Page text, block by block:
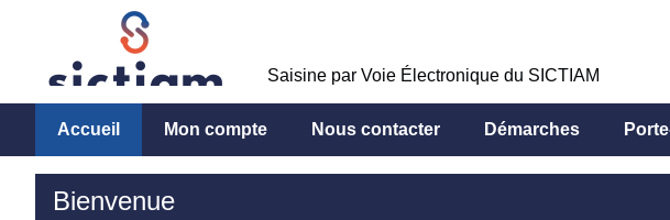
Saisine par Voie Électronique du SICTIAM
Accueil Mon compte Nous contacter Démarches
Bienvenue